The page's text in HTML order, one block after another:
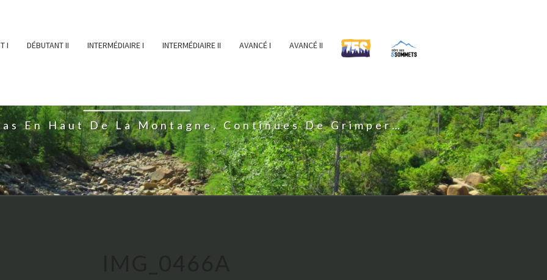
I DÉBUTANT II INTERMÉDIAIRE I INTERMÉDIAIRE II AVANCÉ I AVANCÉ II
En Haut De La Montagne, Continues De Grimper…